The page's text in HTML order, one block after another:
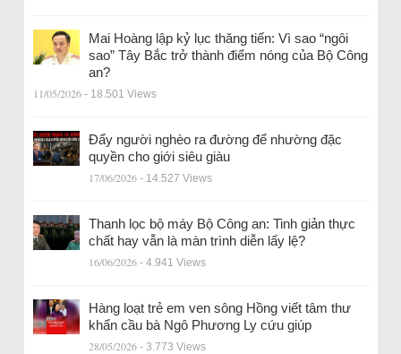
Mai Hoàng lập kỷ lục thăng tiến: Vì sao “ngôi
sao” Tây Bắc trở thành điểm nóng của Bộ Công
an?
11/05/2026 - 18.501 Views
Đẩy người nghèo ra đường để nhường đặc
quyền cho giới siêu giàu
17/06/2026 - 14.527 Views
Thanh lọc bộ máy Bộ Công an: Tinh giản thực
chất hay vẫn là màn trình diễn lấy lệ?
16/06/2026 - 4.941 Views
Hàng loạt trẻ em ven sông Hồng viết tâm thư
khẩn cầu bà Ngô Phương Ly cứu giúp
28/05/2026 - 3.773 Views